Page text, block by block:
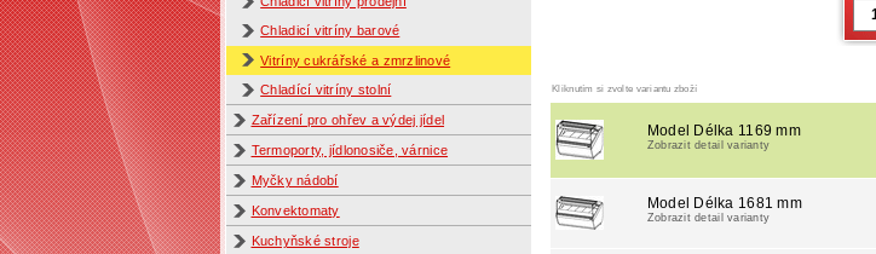
Chladicí vitríny barové
Vitríny cukrářské a zmrzlinové
Chladící vitríny stolní
Zařízení pro ohřev a výdej jídel
Termoporty, jídlonosiče, várnice
Myčky nádobí
Konvektomaty
Kuchyňské stroje
Kliknutím si zvolte variantu zboží
Model Délka 1169 mm
Zobrazit detail varianty
Model Délka 1681 mm
Zobrazit detail varianty